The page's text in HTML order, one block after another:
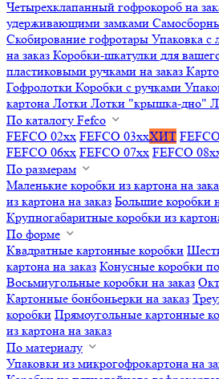
Четырехклапанный гофрокороб на
удерживающими замками
Скобирование гофротары Упаковка с
на заказ Коробки-шкатулки для
пластиковыми ручками на заказ
Гофролотки Коробки с ручками
картона Лотки Лотки "крышка-дно"
По каталогу Fefco
FEFCO 02xx FEFCO 03xxХИТ
FEFCO 06xx FEFCO 07xx FEFCO
По размерам
Маленькие коробки из картона на
из картона на заказ Большие коробки
Крупногабаритные коробки из
По форме
Квадратные картонные коробки
картона на заказ Конусные коробки
Восьмиугольные коробки на заказ
Картонные бонбоньерки на заказ
коробки Прямоугольные картонные
из картона на заказ
По материалу
Упаковки из микрогофрокартона на